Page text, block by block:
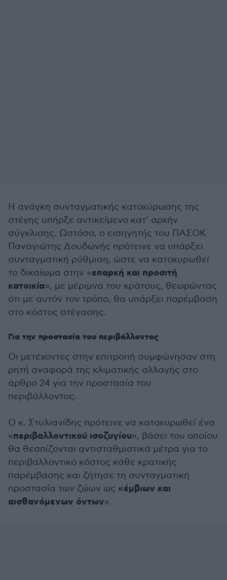
Η ανάγκη συνταγματικής κατοχύρωσης της
στέγης υπήρξε αντικείμενο κατ’ αρχήν
σύγκλισης. Ωστόσο, ο εισηγητής του ΠΑΣΟΚ
Παναγιώτης Δουδωνής πρότεινε να υπάρξει
συνταγματική ρύθμιση, ώστε να κατοχυρωθεί
το δικαίωμα στην «επαρκή και προσιτή
κατοικία», με μέριμνα του κράτους, θεωρώντας
ότι με αυτόν τον τρόπο, θα υπάρξει παρέμβαση
στο κόστος στέγασης.
Για την προστασία του περιβάλλοντος
Οι μετέχοντες στην επιτροπή συμφώνησαν στη
ρητή αναφορά της κλιματικής αλλαγής στο
άρθρο 24 για την προστασία του
περιβάλλοντος.
Ο κ. Στυλιανίδης πρότεινε να κατοχυρωθεί ένα
«περιβαλλοντικού ισοζυγίου», βάσει του οποίου
θα θεσπίζονται αντισταθμιστικά μέτρα για το
περιβαλλοντικό κόστος κάθε κρατικής
παρέμβασης και ζήτησε τη συνταγματική
προστασία των ζώων ως «έμβιων και
αισθανόμενων όντων».